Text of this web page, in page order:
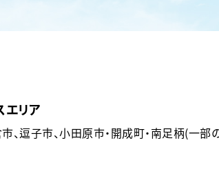
リア
、逗子市、小田原市・開成町・南足柄(一部